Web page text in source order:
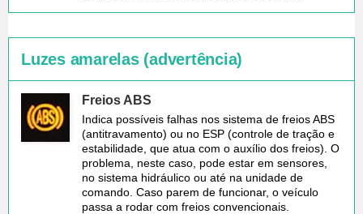
Luzes amarelas (advertência)
Freios ABS
Indica possíveis falhas nos sistema de freios ABS
(antitravamento) ou no ESP (controle de tração e
estabilidade, que atua com o auxílio dos freios). O
problema, neste caso, pode estar em sensores,
no sistema hidráulico ou até na unidade de
comando. Caso parem de funcionar, o veículo
passa a rodar com freios convencionais.